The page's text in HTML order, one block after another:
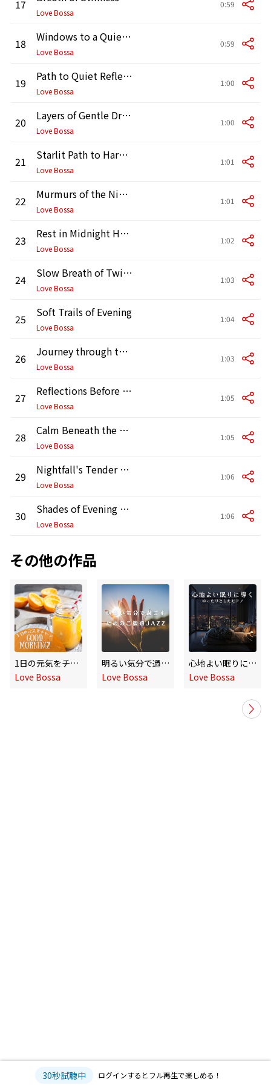
17
Love Bossa
0:59
18 Windows to a Quiet Soul
Love Bossa
0:59
19 Path to Quiet Reflections
Love Bossa
1:00
20 Layers of Gentle Dreams
Love Bossa
1:00
21 Starlit Path to Harmony
Love Bossa
1:01
22 Murmurs of the Night Air
Love Bossa
1:01
23 Rest in Midnight Harmony
Love Bossa
1:02
24 Slow Breath of Twilight
Love Bossa
1:03
25 Soft Trails of Evening
Love Bossa
1:04
26 Journey through the Silence
Love Bossa
1:03
27 Reflections Before Daybreak
Love Bossa
1:05
28 Calm Beneath the Skyline
Love Bossa
1:05
29 Nightfall's Tender Echo
Love Bossa
1:06
30 Shades of Evening Repose
Love Bossa
1:06
その他の作品
1日の元気をチャージ - Good Morning!!
Love Bossa
明るい気分で過ごすためのご機嫌JAZZ
Love Bossa
心地よい眠りに導くゆったりとしたピアノ
Love Bossa
30秒試聴中 ログインするとフル再生で楽しめる！